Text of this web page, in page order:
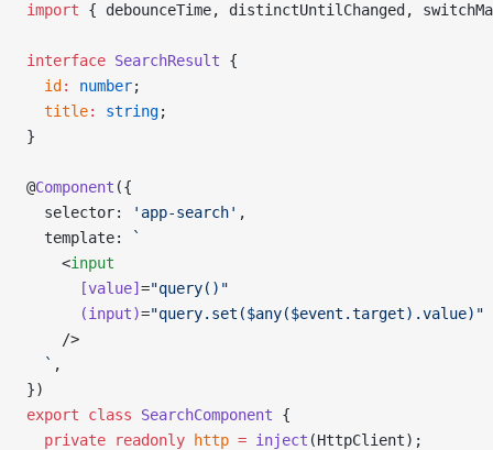
import { debounceTime, distinctUntilChanged,
interface SearchResult {
  id
: number;
  title
: string;
}
@Component ({
  selector:
'app-search' ,
  template:
`
    <
input
      [value]
="query()"
      (input)
="query.set($any($event.target).value)"
    />
  `
,
})
export class SearchComponent {
  private
readonly http = inject (HttpClient);